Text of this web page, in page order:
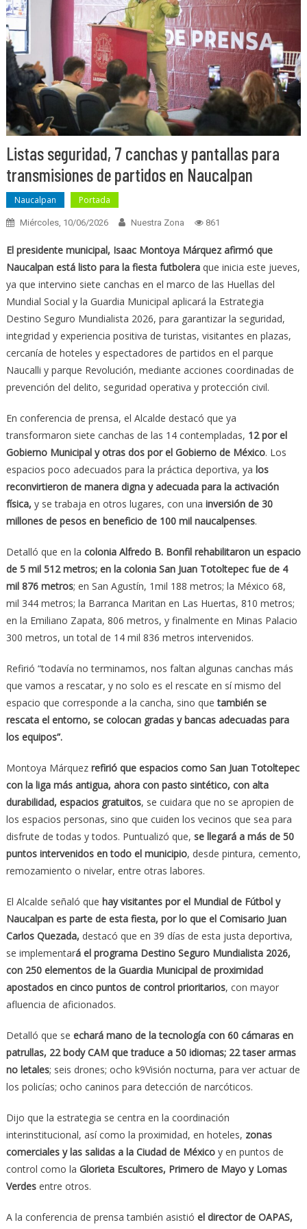
Listas seguridad, 7 canchas y pantallas para
transmisiones de partidos en Naucalpan
Naucalpan Portada
Miércoles, 10/06/2026 Nuestra Zona 861
El presidente municipal, Isaac Montoya Márquez afirmó que
Naucalpan está listo para la fiesta futboleraque inicia este jueves,
ya que intervino siete canchas en el marco de las Huellas del
Mundial Social y la Guardia Municipal aplicará la Estrategia
Destino Seguro Mundialista 2026, para garantizar la seguridad,
integridad y experiencia positiva de turistas, visitantes en plazas,
cercanía de hoteles y espectadores de partidos en el parque
Naucalli y parque Revolución, mediante acciones coordinadas de
prevención del delito, seguridad operativa y protección civil.
En conferencia de prensa, el Alcalde destacó que ya
transformaron siete canchas de las 14 contempladas, 12 por el
Gobierno Municipal y otras dos por el Gobierno de México. Los
espacios poco adecuados para la práctica deportiva, ya los
reconvirtieron de manera digna y adecuada para la activación
física, y se trabaja en otros lugares, con una inversión de 30
millones de pesos en beneficio de 100 mil naucalpenses.
Detalló que en la colonia Alfredo B. Bonfil rehabilitaron un espacio
de 5 mil 512 metros; en la colonia San Juan Totoltepec fue de 4
mil 876 metros; en San Agustín, 1mil 188 metros; la México 68,
mil 344 metros; la Barranca Maritan en Las Huertas, 810 metros;
en la Emiliano Zapata, 806 metros, y finalmente en Minas Palacio
300 metros, un total de 14 mil 836 metros intervenidos.
Refirió “todavía no terminamos, nos faltan algunas canchas más
que vamos a rescatar, y no solo es el rescate en sí mismo del
espacio que corresponde a la cancha, sino quetambién se
rescata el entorno, se colocan gradas y bancas adecuadas para
los equipos”.
Montoya Márquezrefirió que espacios como San Juan Totoltepec
con la liga más antigua, ahora con pasto sintético, con alta
durabilidad, espacios gratuitos, se cuidara que no se apropien de
los espacios personas, sino que cuiden los vecinos que sea para
disfrute de todas y todos. Puntualizó que, se llegará a más de 50
puntos intervenidos en todo el municipio, desde pintura, cemento,
remozamiento o nivelar, entre otras labores.
El Alcalde señaló que hay visitantes por el Mundial de Fútbol y
Naucalpan es parte de esta fiesta, por lo que el Comisario Juan
Carlos Quezada, destacó que en 39 días de esta justa deportiva,
se implementará el programa Destino Seguro Mundialista 2026,
con 250 elementos de la Guardia Municipal de proximidad
apostados en cinco puntos de control prioritarios, con mayor
afluencia de aficionados.
Detalló que se echará mano de la tecnología con 60 cámaras en
patrullas, 22 body CAM que traduce a 50 idiomas; 22 taser armas
no letales; seis drones; ocho k9Visión nocturna, para ver actuar de
los policías; ocho caninos para detección de narcóticos.
Dijo que la estrategia se centra en la coordinación
interinstitucional, así como la proximidad, en hoteles, zonas
comerciales y las salidas a la Ciudad de Méxicoy en puntos de
control como la Glorieta Escultores, Primero de Mayo y Lomas
Verdesentre otros.
A la conferencia de prensa también asistió el director de OAPAS,